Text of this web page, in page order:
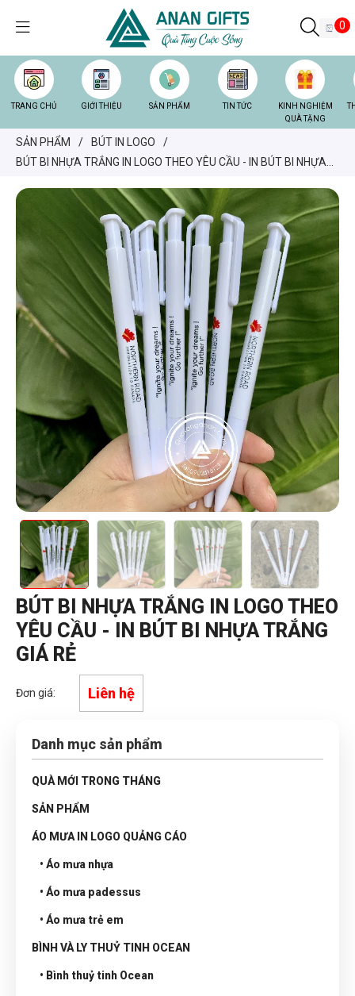
0
TRANG CHỦ GIỚI THIỆU SẢN PHẨM TIN TỨC
KINH NGHIỆM
QUÀ TẶNG
SẢN PHẨM / BÚT IN LOGO
/
BÚT BI NHỰA TRẮNG IN LOGO THEO YÊU CẦU - IN BÚT BI NHỰA
BÚT BI NHỰA TRẮNG IN LOGO THEO
YÊU CẦU - IN BÚT BI NHỰA TRẮNG
GIÁ RẺ
Đơn giá: Liên hệ
Danh mục sản phẩm
QUÀ MỚI TRONG THÁNG
SẢN PHẨM
ÁO MƯA IN LOGO QUẢNG CÁO
• Áo mưa nhựa
• Áo mưa padessus
• Áo mưa trẻ em
BÌNH VÀ LY THUỶ TINH OCEAN
• Bình thuỷ tinh Ocean